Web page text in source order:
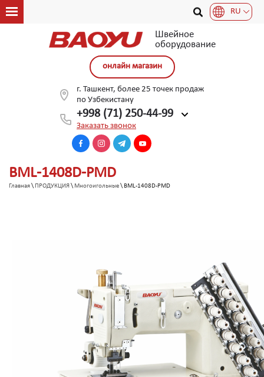
RU
Швейное
оборудование
онлайн магазин
г. Ташкент, более 25 точек продаж
по Узбекистану
+998 (71) 250-44-99
Заказать звонок
BML-1408D-PMD
Главная\ ПРОДУКЦИЯ \ Многоигольные\ BML-1408D-PMD